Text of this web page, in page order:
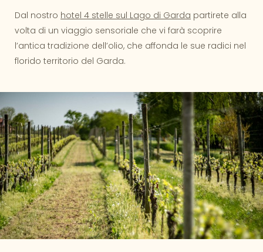
Dal nostro hotel 4 stelle sul Lago di Garda partirete alla
volta di un viaggio sensoriale che vi farà scoprire
l’antica tradizione dell’olio, che affonda le sue radici nel
florido territorio del Garda.